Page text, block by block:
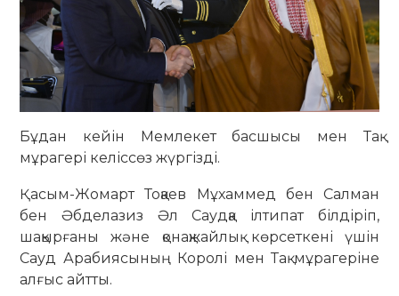
Бұдан кейін Мемлекет басшысы мен Тақ
мұрагері келіссөз жүргізді.
Қасым-Жомарт Тоқаев Мұхаммед бен Салман
бен Әбделазиз Әл Саудқа ілтипат білдіріп,
шақырғаны және қонақжайлық көрсеткені үшін
Сауд Арабиясының Королі мен Тақ мұрагеріне
алғыс айтты.